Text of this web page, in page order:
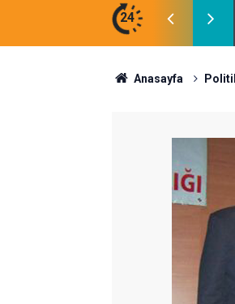
24
Anasayfa